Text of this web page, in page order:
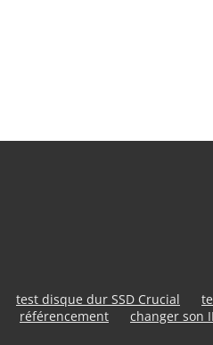
test disque dur SSD Crucial
référencement
changer son